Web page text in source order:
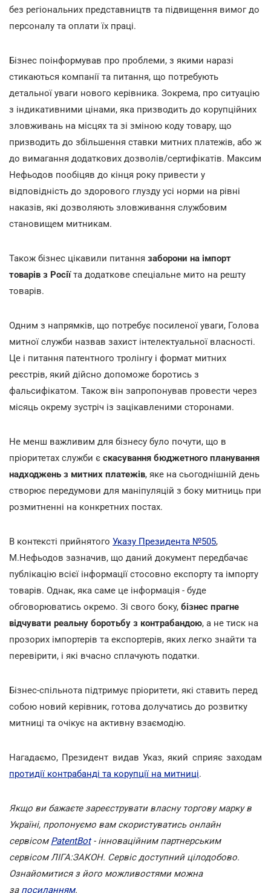
без регіональних представництв та підвищення вимог до
персоналу та оплати їх праці.
Бізнес поінформував про проблеми, з якими наразі
стикаються компанії та питання, що потребують
детальної уваги нового керівника. Зокрема, про ситуацію
з індикативними цінами, яка призводить до корупційних
зловживань на місцях та зі зміною коду товару, що
призводить до збільшення ставки митних платежів, або ж
до вимагання додаткових дозволів/сертифікатів. Максим
Нефьодов пообіцяв до кінця року привести у
відповідність до здорового глузду усі норми на рівні
наказів, які дозволяють зловживання службовим
становищем митникам.
Також бізнес цікавили питання заборони на імпорт
товарів з Росіїта додаткове спеціальне мито на решту
товарів.
Одним з напрямків, що потребує посиленої уваги, Голова
митної служби назвав захист інтелектуальної власності.
Це і питання патентного тролінгу і формат митних
реєстрів, який дійсно допоможе боротись з
фальсифікатом. Також він запропонував провести через
місяць окрему зустріч із зацікавленими сторонами.
Не менш важливим для бізнесу було почути, що в
пріоритетах служби є скасування бюджетного планування
надходжень з митних платежів, яке на сьогоднішній день
створює передумови для маніпуляцій з боку митниць при
розмитненні на конкретних постах.
В контексті прийнятого Указу Президента №505,
М.Нефьодов зазначив, що даний документ передбачає
публікацію всієї інформації стосовно експорту та імпорту
товарів. Однак, яка саме це інформація - буде
обговорюватись окремо. Зі свого боку, бізнес прагне
відчувати реальну боротьбу з контрабандою, а не тиск на
прозорих імпортерів та експортерів, яких легко знайти та
перевірити, і які вчасно сплачують податки.
Бізнес-спільнота підтримує пріоритети, які ставить перед
собою новий керівник, готова долучатись до розвитку
митниці та очікує на активну взаємодію.
Нагадаємо, Президент видав Указ, який сприяє заходам
протидії контрабанді та корупції на митниці.
Якщо ви бажаєте зареєструвати власну торгову марку в
Україні, пропонуємо вам скористуватись онлайн
сервісом PatentBot- інноваційним партнерським
сервісом ЛІГА:ЗАКОН. Сервіс доступний цілодобово.
Ознайомитися з його можливостями можна
за посиланням.